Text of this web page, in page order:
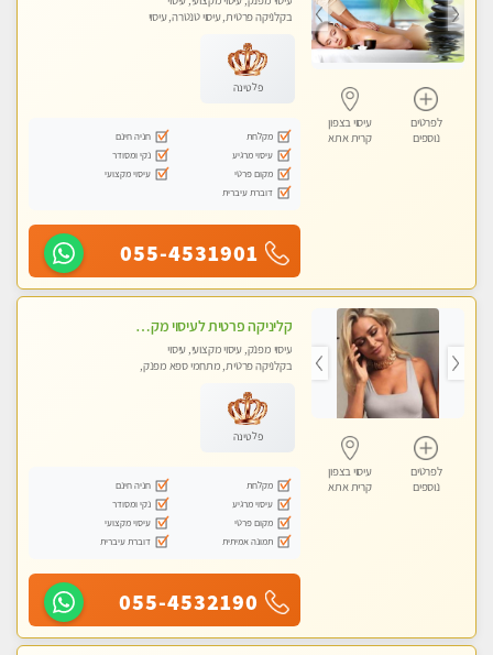
לפרטים
נוספים
עיסוי בצפון
קרית אתא
בקלניקה פרטית, עיסוי טנטרה, עיסוי
פלטינה
מקלחת
חניה חינם
עיסוי מרגיע
נקי ומסודר
מקום פרטי
עיסוי מקצועי
דוברת עיברית
055-4531901
לפרטים
נוספים
עיסוי בצפון
קרית אתא
קליניקה פרטית לעיסוי מקצועי ואלטרנטיבי ברמה גבוהה VIP תתקשר ..... highly recommended..new in the city
עיסוי מפנק, עיסוי מקצועי, עיסוי
בקלניקה פרטית, מתחמי ספא מפנק,
טנטרה, עיסוי מגבר לגבר, עיסוי מגבר
לאישה
פלטינה
מקלחת
חניה חינם
עיסוי מרגיע
נקי ומסודר
מקום פרטי
עיסוי מקצועי
תמונה אמיתית
דוברת עיברית
055-4532190